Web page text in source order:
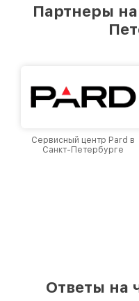
лучшим
Санкт-Петербурге,
Партнеры
Сервисный центр Pard в
Санкт-Петербурге
Ответы на